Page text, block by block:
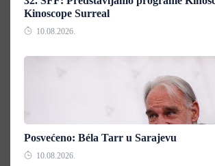
Kinoscope Surreal
10.08.2026.
Posvećeno: Béla Tarr u Sarajevu
10.08.2026.